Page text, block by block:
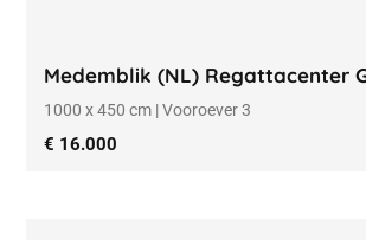
Medemblik (NL) Regattacenter
1000 x 450 cm | Vooroever 3
€ 16.000